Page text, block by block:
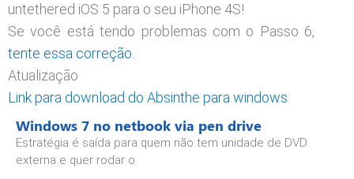
untethered iOS 5 para o seu iPhone 4S!
Se você está tendo problemas com o Passo 6,
tente essa correção
Atualização
Link para download do Absinthe para windows
Windows 7 no netbook via pen drive
Estratégia é saída para quem não tem unidade de DVD
externa e quer rodar o